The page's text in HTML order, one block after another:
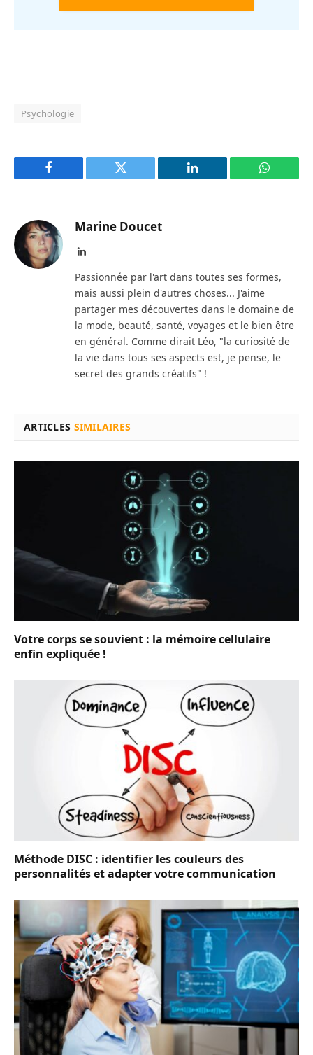
Psychologie
Facebook Twitter LinkedIn
Marine Doucet
LinkedIn
Passionnée par l'art dans toutes ses formes,
mais aussi plein d'autres choses... J'aime
partager mes découvertes dans le domaine de
la mode, beauté, santé, voyages et le bien être
en général. Comme dirait Léo, "la curiosité de
la vie dans tous ses aspects est, je pense, le
secret des grands créatifs" !
ARTICLES SIMILAIRES
Votre corps se souvient : la mémoire cellulaire
enfin expliquée !
Méthode DISC : identifier les couleurs des
personnalités et adapter votre communication